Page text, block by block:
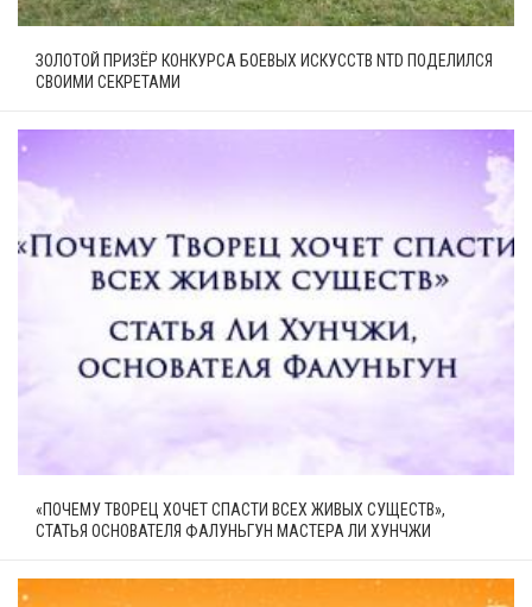
ЗОЛОТОЙ ПРИЗЁР КОНКУРСА БОЕВЫХ ИСКУССТВ NTD ПОДЕЛИЛСЯ
СВОИМИ СЕКРЕТАМИ
«ПОЧЕМУ ТВОРЕЦ ХОЧЕТ СПАСТИ ВСЕХ ЖИВЫХ СУЩЕСТВ»,
СТАТЬЯ ОСНОВАТЕЛЯ ФАЛУНЬГУН МАСТЕРА ЛИ ХУНЧЖИ